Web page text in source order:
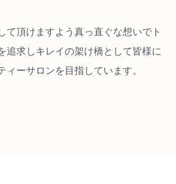
て頂けますよう真っ直ぐな想いでト
追求しキレイの架け橋として皆様に
ーサロンを目指しています。